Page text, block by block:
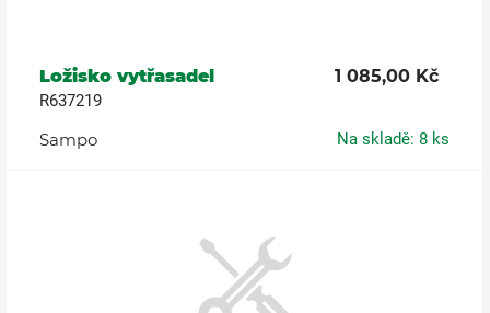
Ložisko vytřasadel 1 085,00 Kč
R637219
Sampo Na skladě: 8 ks